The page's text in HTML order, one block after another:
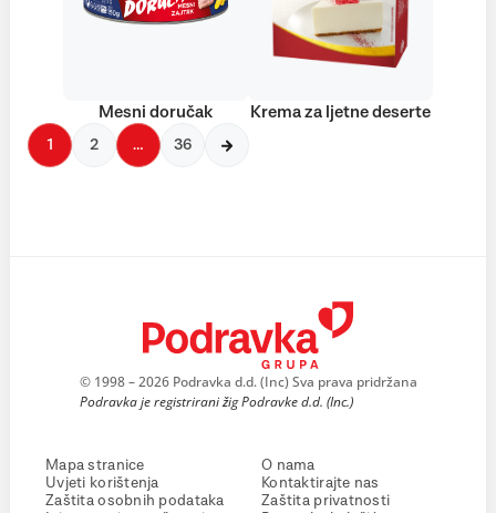
Mesni doručak Krema za ljetne deserte
1 2 … 36
© 1998 – 2026 Podravka d.d. (Inc) Sva prava pridržana
Podravka je registrirani žig Podravke d.d. (Inc.)
Mapa stranice
Uvjeti korištenja
Zaštita osobnih podataka
O nama
Kontaktirajte nas
Zaštita privatnosti